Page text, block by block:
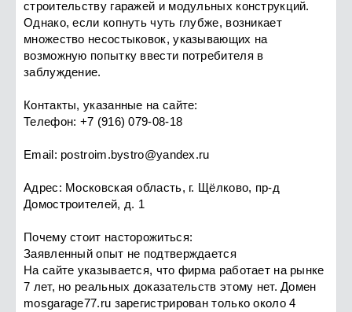
строительству гаражей и модульных конструкций.
Однако, если копнуть чуть глубже, возникает
множество несостыковок, указывающих на
возможную попытку ввести потребителя в
заблуждение.
Контакты, указанные на сайте:
Телефон: +7 (916) 079-08-18
Email: postroim.bystro@yandex.ru
Адрес: Московская область, г. Щёлково, пр-д
Домостроителей, д. 1
Почему стоит насторожиться:
Заявленный опыт не подтверждается
На сайте указывается, что фирма работает на рынке
7 лет, но реальных доказательств этому нет. Домен
mosgarage77.ru зарегистрирован только около 4